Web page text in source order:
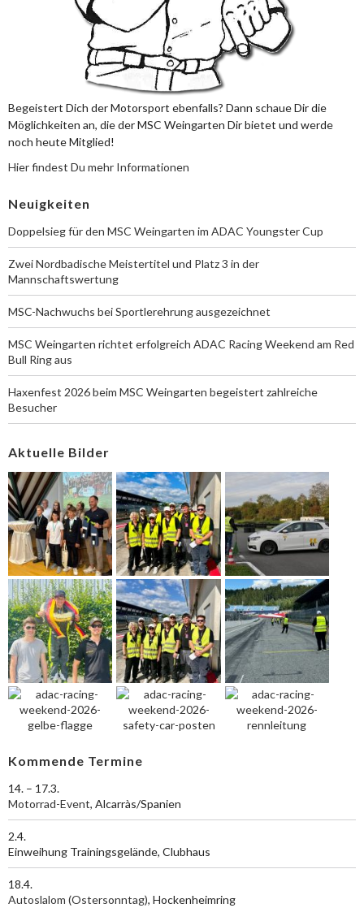
Begeistert Dich der Motorsport ebenfalls? Dann schaue Dir die
Möglichkeiten an, die der MSC Weingarten Dir bietet und werde
noch heute Mitglied!
Hier findest Du mehr Informationen
Neuigkeiten
Doppelsieg für den MSC Weingarten im ADAC Youngster Cup
Zwei Nordbadische Meistertitel und Platz 3 in der
Mannschaftswertung
MSC-Nachwuchs bei Sportlerehrung ausgezeichnet
MSC Weingarten richtet erfolgreich ADAC Racing Weekend am Red
Bull Ring aus
Haxenfest 2026 beim MSC Weingarten begeistert zahlreiche
Besucher
Aktuelle Bilder
Kommende Termine
14. – 17.3.
Motorrad-Event, Alcarràs/Spanien
2.4.
Einweihung Trainingsgelände, Clubhaus
18.4.
Autoslalom (Ostersonntag), Hockenheimring